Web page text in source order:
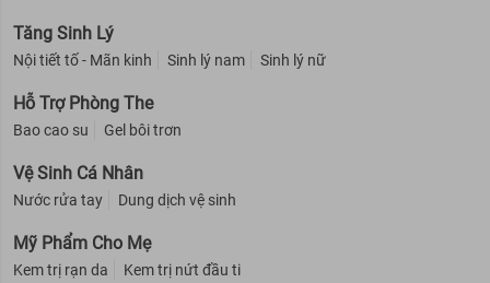
Tăng Sinh Lý
Nội tiết tố - Mãn kinh Sinh lý nam Sinh lý nữ
Hỗ Trợ Phòng The
Bao cao su Gel bôi trơn
Vệ Sinh Cá Nhân
Nước rửa tay Dung dịch vệ sinh
Mỹ Phẩm Cho Mẹ
Kem trị rạn da Kem trị nứt đầu ti